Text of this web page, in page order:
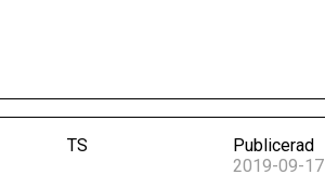
TS
Publicerad
2019-09-17